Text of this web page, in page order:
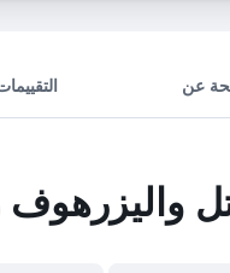
عن
واليزرهوف